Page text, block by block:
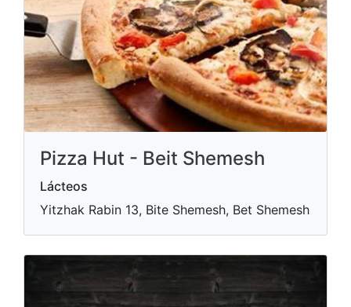
Pizza Hut - Beit Shemesh
Lácteos
Yitzhak Rabin 13, Bite Shemesh, Bet Shemesh